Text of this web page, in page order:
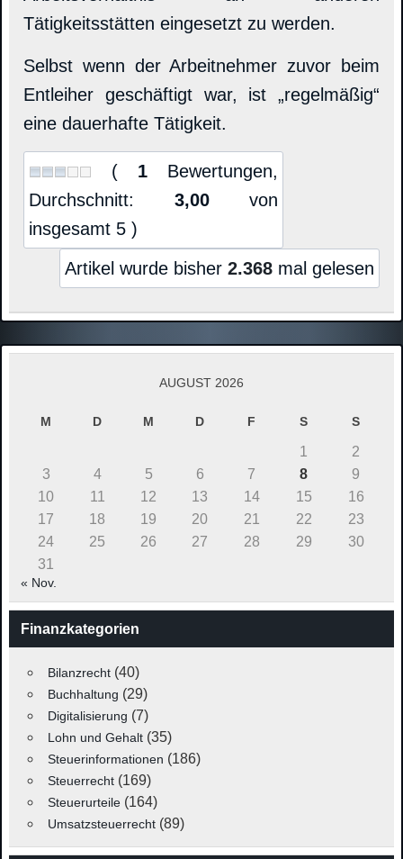
Tätigkeitsstätten eingesetzt zu werden.
Selbst wenn der Arbeitnehmer zuvor beim
Entleiher geschäftigt war, ist „regelmäßig“
eine dauerhafte Tätigkeit.
( 1 Bewertungen,
Durchschnitt: 3,00von
insgesamt 5 )
Artikel wurde bisher 2.368 mal gelesen
AUGUST 2026
M D M D F S S
1
2
3
4 5 6 7 8
9
10
11 12 13 14 15
16
17
18 19 20 21 22
23
24
25 26 27 28 29
30
31
« Nov.
Finanzkategorien
Bilanzrecht(40)
Buchhaltung (29)
Digitalisierung (7)
Lohn und Gehalt(35)
Steuerinformationen (186)
Steuerrecht(169)
Steuerurteile(164)
Umsatzsteuerrecht(89)